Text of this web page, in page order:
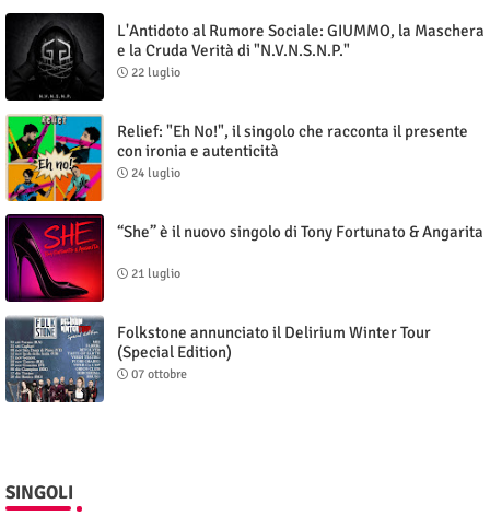
L'Antidoto al Rumore Sociale: GIUMMO, la Maschera
e la Cruda Verità di "N.V.N.S.N.P."
22 luglio
Relief: "Eh No!", il singolo che racconta il presente
con ironia e autenticità
24 luglio
“She” è il nuovo singolo di Tony Fortunato & Angarita
21 luglio
Folkstone annunciato il Delirium Winter Tour
(Special Edition)
07 ottobre
SINGOLI